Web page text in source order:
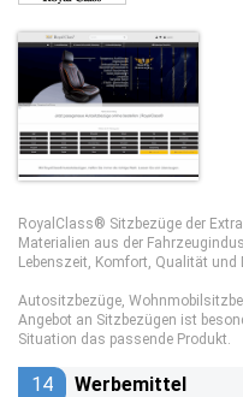
RoyalClass® Sitzbezüge der
Materialien aus der
Lebenszeit, Komfort, Qualität und
Autositzbezüge,
Angebot an Sitzbezügen ist
Situation das passende Produkt.
14 Werbemittel